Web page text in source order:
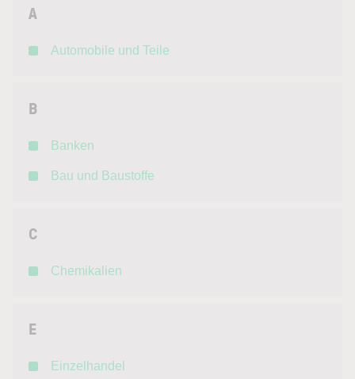
A
Automobile und Teile
B
Banken
Bau und Baustoffe
C
Chemikalien
E
Einzelhandel